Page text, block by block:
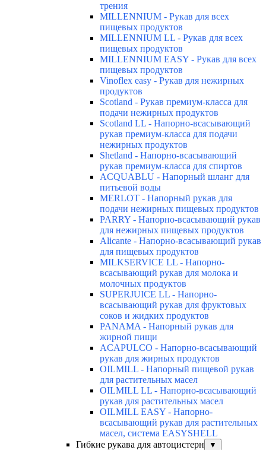
трения
MILLENNIUM - Рукав для всех
пищевых продуктов
MILLENNIUM LL - Рукав для всех
пищевых продуктов
MILLENNIUM EASY - Рукав для всех
пищевых продуктов
Vinoflex easy - Рукав для нежирных
продуктов
Scotland - Рукав премиум-класса для
подачи нежирных продуктов
Scotland LL - Напорно-всасывающий
рукав премиум-класса для подачи
нежирных продуктов
Shetland - Напорно-всасывающий
рукав премиум-класса для спиртов
ACQUABLU - Напорный шланг для
питьевой воды
MERLOT - Напорный рукав для
подачи нежирных пищевых продуктов
PARRY - Напорно-всасывающий рукав
для нежирных пищевых продуктов
Alicante - Напорно-всасывающий рукав
для пищевых продуктов
MILKSERVICE LL - Напорно-
всасывающий рукав для молока и
молочных продуктов
SUPERJUICE LL - Напорно-
всасывающий рукав для фруктовых
соков и жидких продуктов
PANAMA - Напорный рукав для
жирной пищи
ACAPULCO - Напорно-всасывающий
рукав для жирных продуктов
OILMILL - Напорный пищевой рукав
для растительных масел
OILMILL LL - Напорно-всасывающий
рукав для растительных масел
OILMILL EASY - Напорно-
всасывающий рукав для растительных
масел, система EASYSHELL
Гибкие рукава для автоцистерн
▼